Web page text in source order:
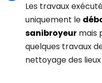
Les travaux
uniquement le
sanibroyeur mais
quelques travaux
nettoyage des